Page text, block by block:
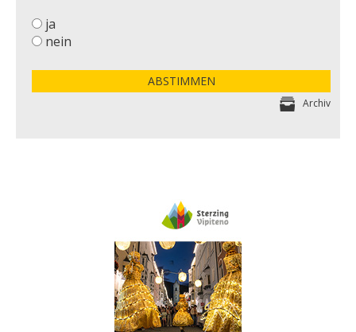
ja
nein
ABSTIMMEN
Archiv